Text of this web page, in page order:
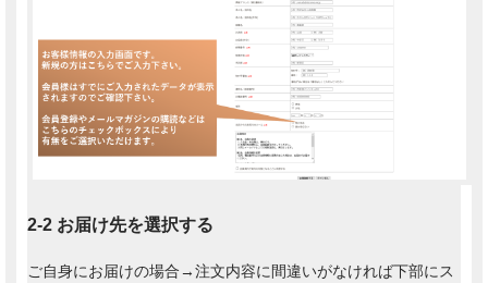
2-2 お届け先を選択する
ご自身にお届けの場合→注文内容に間違いがなければ下部にス